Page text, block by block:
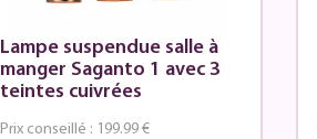
Lampe suspendue salle à
manger Saganto 1 avec 3
teintes cuivrées
Prix conseillé : 199.99 €